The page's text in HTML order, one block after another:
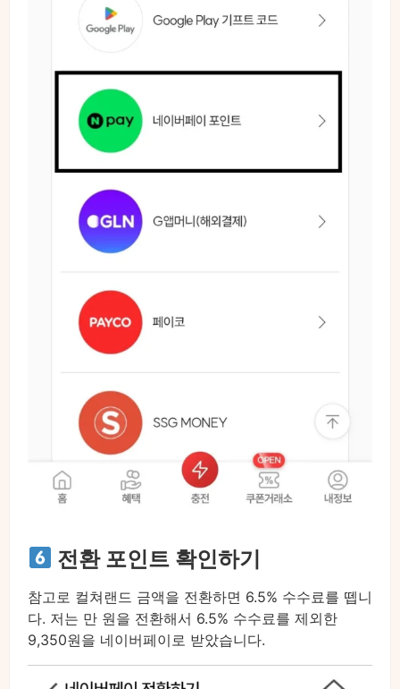
전환 포인트 확인하기
참고로 컬쳐랜드 금액을 전환하면 6.5% 수수료를 뗍니
다. 저는 만 원을 전환해서 6.5% 수수료를 제외한
9,350원을 네이버페이로 받았습니다.